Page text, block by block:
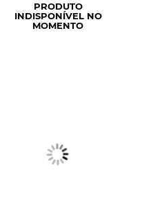
PRODUTO
INDISPONÍVEL NO
MOMENTO